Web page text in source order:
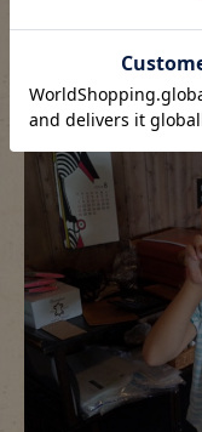
子供達は紐をつけて